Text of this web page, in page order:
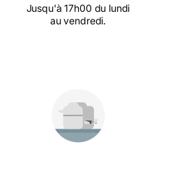
Jusqu'à 17h00 du lundi
au vendredi.